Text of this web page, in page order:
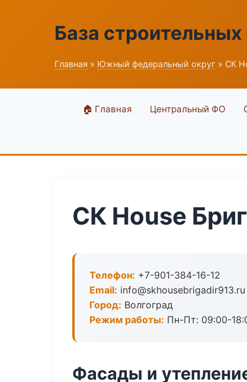
База
Главная » Южный федеральный округ » СК
🏠 Главная Центральный ФО
СК House
Телефон: +7-901-384-16-12
Email: info@skhousebrigadir913.ru
Город: Волгоград
Режим работы: Пн-Пт: 09:00-
Фасады и